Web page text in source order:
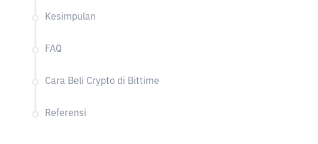
Kesimpulan
FAQ
Cara Beli Crypto di Bittime
Referensi